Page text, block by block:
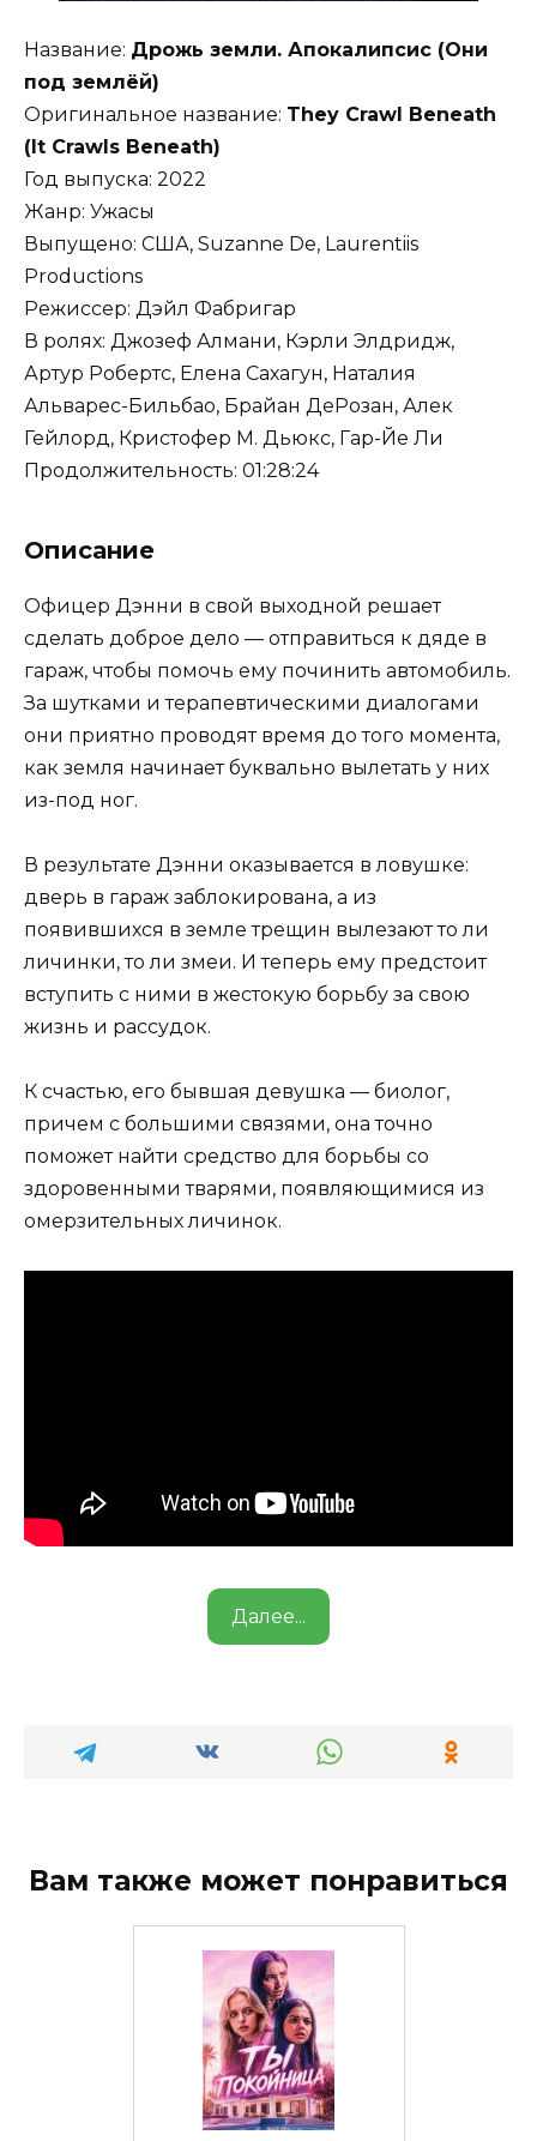
Название: Дрожь земли. Апокалипсис (Они
под землёй)
Оригинальное название: They Crawl Beneath
(It Crawls Beneath)
Год выпуска: 2022
Жанр: Ужасы
Выпущено: США, Suzanne De, Laurentiis
Productions
Режиссер: Дэйл Фабригар
В ролях: Джозеф Алмани, Кэрли Элдридж,
Артур Робертс, Елена Сахагун, Наталия
Альварес-Бильбао, Брайан ДеРозан, Алек
Гейлорд, Кристофер М. Дьюкс, Гар-Йе Ли
Продолжительность: 01:28:24
Описание
Офицер Дэнни в свой выходной решает
сделать доброе дело — отправиться к дяде в
гараж, чтобы помочь ему починить автомобиль.
За шутками и терапевтическими диалогами
они приятно проводят время до того момента,
как земля начинает буквально вылетать у них
из-под ног.
В результате Дэнни оказывается в ловушке:
дверь в гараж заблокирована, а из
появившихся в земле трещин вылезают то ли
личинки, то ли змеи. И теперь ему предстоит
вступить с ними в жестокую борьбу за свою
жизнь и рассудок.
К счастью, его бывшая девушка — биолог,
причем с большими связями, она точно
поможет найти средство для борьбы со
здоровенными тварями, появляющимися из
омерзительных личинок.
Далее...
Вам также может понравиться